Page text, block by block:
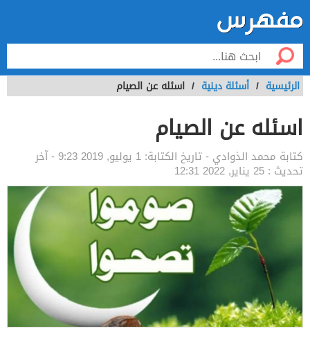
الرئيسية / أسئلة دينية / اسئله عن الصيام
اسئله عن الصيام
كتابة محمد الذوادي - تاريخ الكتابة: 1 يوليو, 2019 9:23 - آخر
تحديث : 25 يناير, 2022 12:31